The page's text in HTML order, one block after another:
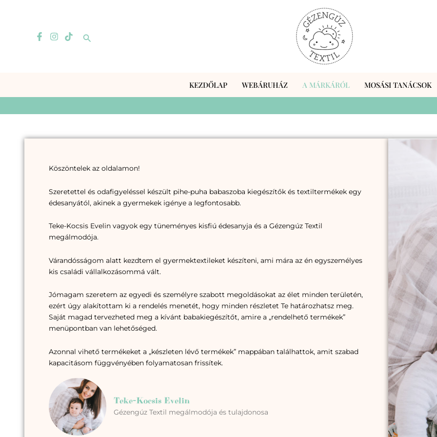
Search
KEZDŐLAP WEBÁRUHÁZ A MÁRKÁRÓL MOSÁSI TANÁCSOK
Köszöntelek az oldalamon!
Szeretettel és odafigyeléssel készült pihe-puha babaszoba kiegészítők és textiltermékek egy
édesanyától, akinek a gyermekek igénye a legfontosabb.
Teke-Kocsis Evelin vagyok egy tüneményes kisfiú édesanyja és a Gézengúz Textil
megálmodója.
Várandósságom alatt kezdtem el gyermektextileket készíteni, ami mára az én egyszemélyes
kis családi vállalkozásommá vált.
Jómagam szeretem az egyedi és személyre szabott megoldásokat az élet minden területén,
ezért úgy alakítottam ki a rendelés menetét, hogy minden részletet Te határozhatsz meg.
Saját magad tervezheted meg a kívánt babakiegészítőt, amire a „rendelhető termékek”
menüpontban van lehetőséged.
Azonnal vihető termékeket a „készleten lévő termékek” mappában találhattok, amit szabad
kapacitásom függvényében folyamatosan frissítek.
Teke-Kocsis Evelin
Gézengúz Textil megálmodója és tulajdonosa